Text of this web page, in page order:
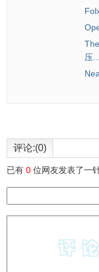
8.还能填写和签署表
压...
评论:(0)
已有0 位网友发表了一